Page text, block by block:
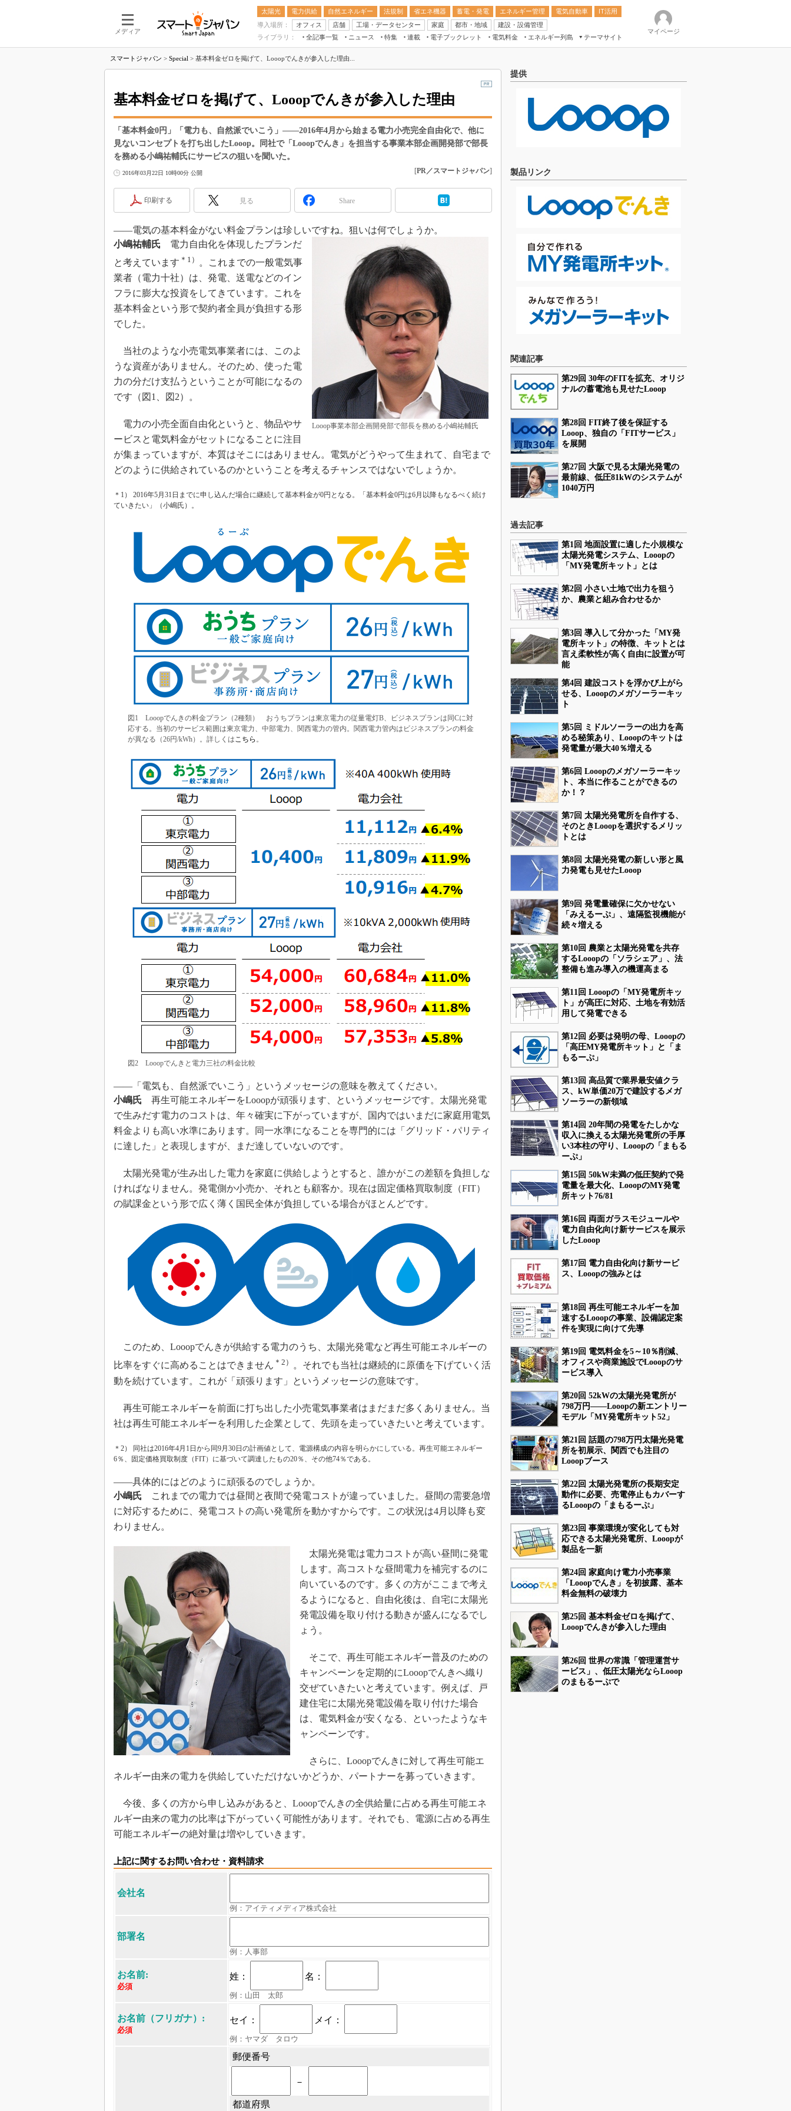
メディア
太陽光 電力供給 自然エネルギー 法規制 省エネ機器 蓄電・発電 エネルギー管理 電気自動車
IT活用
導入場所：
オフィス 店舗 工場・データセンター 家庭 都市・地域
建設・設備管理
ライブラリ：
全記事一覧 ニュース 特集 連載 電子ブックレット 電気料金 エネルギー列島
テーマサイト
住宅・都市イノベーション総合展
太陽光発電運用
電気料金ガイドブック
空調特集
マイページ
スマートジャパン > Special > 基本料金ゼロを掲げて、Looopでんきが参入した理由...
基本料金ゼロを掲げて、Looopでんきが参入した理由
「基本料金0円」「電力も、自然派でいこう」――2016年4月から始まる電力小売完全自由化で、他に
見ないコンセプトを打ち出したLooop。同社で「Looopでんき」を担当する事業本部企画開発部で部長
を務める小嶋祐輔氏にサービスの狙いを聞いた。
2016年03月22日 10時00分 公開 [PR／スマートジャパン]
印刷する 見る Share
――電気の基本料金がない料金プランは珍しいですね。狙いは何でしょうか。
Looop事業本部企画開発部で部長を務める小嶋祐輔氏
小嶋祐輔氏 電力自由化を体現したプランだ
と考えています ＊1）
。これまでの一般電気事
業者（電力十社）は、発電、送電などのイン
フラに膨大な投資をしてきています。これを
基本料金という形で契約者全員が負担する形
でした。
当社のような小売電気事業者には、このよ
うな資産がありません。そのため、使った電
力の分だけ支払うということが可能になるの
です（図1、図2）。
電力の小売全面自由化というと、物品やサ
ービスと電気料金がセットになることに注目
が集まっていますが、本質はそこにはありません。電気がどうやって生まれて、自宅まで
どのように供給されているのかということを考えるチャンスではないでしょうか。
＊1） 2016年5月31日までに申し込んだ場合に継続して基本料金が0円となる。「基本料金0円は6月以降もなるべく続け
ていきたい」（小嶋氏）。
図1 Looopでんきの料金プラン（2種類） おうちプランは東京電力の従量電灯B、ビジネスプランは同Cに対
応する。当初のサービス範囲は東京電力、中部電力、関西電力の管内。関西電力管内はビジネスプランの料金
が異なる（26円/kWh）。詳しくはこちら 。
図2 Looopでんきと電力三社の料金比較
――「電気も、自然派でいこう」というメッセージの意味を教えてください。
小嶋氏 再生可能エネルギーをLooopが頑張ります、というメッセージです。太陽光発電
で生みだす電力のコストは、年々確実に下がっていますが、国内ではいまだに家庭用電気
料金よりも高い水準にあります。同一水準になることを専門的には「グリッド・パリティ
に達した」と表現しますが、まだ達していないのです。
太陽光発電が生み出した電力を家庭に供給しようとすると、誰かがこの差額を負担しな
ければなりません。発電側か小売か、それとも顧客か。現在は固定価格買取制度（FIT）
の賦課金という形で広く薄く国民全体が負担している場合がほとんどです。
このため、Looopでんきが供給する電力のうち、太陽光発電など再生可能エネルギーの
比率をすぐに高めることはできません ＊2） 。それでも当社は継続的に原価を下げていく活
動を続けています。これが「頑張ります」というメッセージの意味です。
再生可能エネルギーを前面に打ち出した小売電気事業者はまだまだ多くありません。当
社は再生可能エネルギーを利用した企業として、先頭を走っていきたいと考えています。
＊2） 同社は2016年4月1日から同9月30日の計画値として、電源構成の内容を明らかにしている。再生可能エネルギー
6％、固定価格買取制度（FIT）に基づいて調達したもの20％、その他74％である。
――具体的にはどのように頑張るのでしょうか。
小嶋氏 これまでの電力では昼間と夜間で発電コストが違っていました。昼間の需要急増
に対応するために、発電コストの高い発電所を動かすからです。この状況は4月以降も変
わりません。
太陽光発電は電力コストが高い昼間に発電
します。高コストな昼間電力を補完するのに
向いているのです。多くの方がここまで考え
るようになると、自由化後は、自宅に太陽光
発電設備を取り付ける動きが盛んになるでし
ょう。
そこで、再生可能エネルギー普及のための
キャンペーンを定期的にLooopでんきへ織り
交ぜていきたいと考えています。例えば、戸
建住宅に太陽光発電設備を取り付けた場合
は、電気料金が安くなる、といったようなキ
ャンペーンです。
さらに、Looopでんきに対して再生可能エ
ネルギー由来の電力を供給していただけないかどうか、パートナーを募っていきます。
今後、多くの方から申し込みがあると、Looopでんきの全供給量に占める再生可能エネ
ルギー由来の電力の比率は下がっていく可能性があります。それでも、電源に占める再生
可能エネルギーの絶対量は増やしていきます。
提供
製品リンク
関連記事
第29回 30年のFITを拡充、オリジ
ナルの蓄電池も見せたLooop
第28回 FIT終了後を保証する
Looop、独自の「FITサービス」
を展開
第27回 大阪で見る太陽光発電の
最前線、低圧81kWのシステムが
1040万円
過去記事
第1回 地面設置に適した小規模な
太陽光発電システム、Looopの
「MY発電所キット」とは
第2回 小さい土地で出力を狙う
か、農業と組み合わせるか
第3回 導入して分かった「MY発
電所キット」の特徴、キットとは
言え柔軟性が高く自由に設置が可
能
第4回 建設コストを浮かび上がら
せる、Looopのメガソーラーキッ
ト
第5回 ミドルソーラーの出力を高
める秘策あり、Looopのキットは
発電量が最大40％増える
第6回 Looopのメガソーラーキッ
ト、本当に作ることができるの
か！？
第7回 太陽光発電所を自作する、
そのときLooopを選択するメリッ
トとは
第8回 太陽光発電の新しい形と風
力発電も見せたLooop
第9回 発電量確保に欠かせない
「みえるーぷ」、遠隔監視機能が
続々増える
第10回 農業と太陽光発電を共存
するLooopの「ソラシェア」、法
整備も進み導入の機運高まる
第11回 Looopの「MY発電所キッ
ト」が高圧に対応、土地を有効活
用して発電できる
第12回 必要は発明の母、Looopの
「高圧MY発電所キット」と「ま
もるーぷ」
第13回 高品質で業界最安値クラ
ス、kW単価20万で建設するメガ
ソーラーの新領域
第14回 20年間の発電をたしかな
収入に換える太陽光発電所の手厚
い3本柱の守り、Looopの「まもる
ーぷ」
第15回 50kW未満の低圧契約で発
電量を最大化、LooopのMY発電
所キット76/81
第16回 両面ガラスモジュールや
電力自由化向け新サービスを展示
したLooop
第17回 電力自由化向け新サービ
ス、Looopの強みとは
第18回 再生可能エネルギーを加
速するLooopの事業、設備認定案
件を実現に向けて先導
第19回 電気料金を5～10％削減、
オフィスや商業施設でLooopのサ
ービス導入
第20回 52kWの太陽光発電所が
798万円――Looopの新エントリー
モデル「MY発電所キット52」
第21回 話題の798万円太陽光発電
所を初展示、関西でも注目の
Looopブース
第22回 太陽光発電所の長期安定
動作に必要、売電停止もカバーす
るLooopの「まもるーぷ」
第23回 事業環境が変化しても対
応できる太陽光発電所、Looopが
製品を一新
第24回 家庭向け電力小売事業
「Looopでんき」を初披露、基本
料金無料の破壊力
第25回 基本料金ゼロを掲げて、
Looopでんきが参入した理由
第26回 世界の常識「管理運営サ
ービス」、低圧太陽光ならLooop
のまもるーぷで